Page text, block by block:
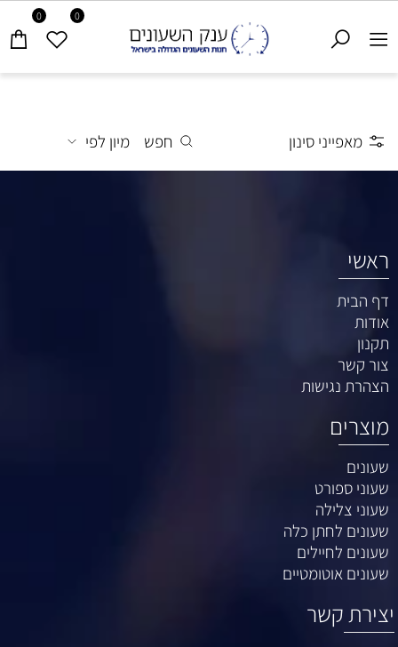
0 0
מאפייני סינון חפש מיון לפי
ראשי
דף הבית
אודות
תקנון
צור קשר
הצהרת נגישות
מוצרים
שעונים
שעוני ספורט
שעוני צלילה
שעונים לחתן כלה
שעונים לחיילים
שעונים אוטומטיים
יצירת קשר